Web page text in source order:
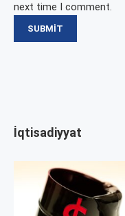
next time I comment.
İqtisadiyyat